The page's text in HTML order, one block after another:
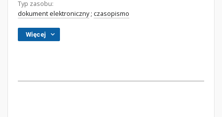
Typ zasobu:
dokument elektroniczny; czasopismo
Więcej